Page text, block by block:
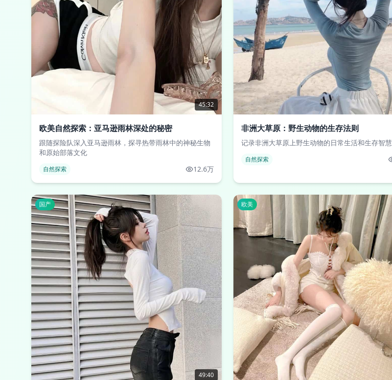
45:32
欧美自然探索：亚马逊雨林深处的秘密
跟随探险队深入亚马逊雨林，探寻热带雨林中的神秘生物
和原始部落文化
自然探索 12.6万
非洲大草原：野生动物的生存法则
记录非洲大草原上野生动物的日常生活和生存智慧
自然探索
49:40
国产 欧美